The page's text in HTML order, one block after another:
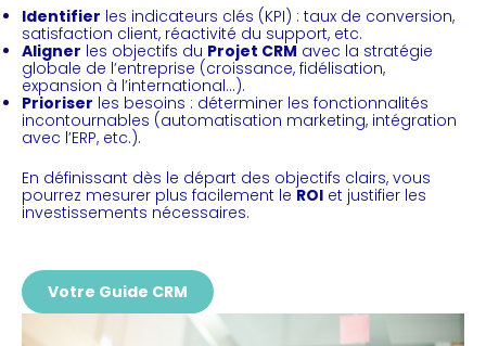
Identifier les indicateurs clés (KPI) : taux de conversion,
satisfaction client, réactivité du support, etc.
Aligner les objectifs du Projet CRM avec la stratégie
globale de l’entreprise (croissance, fidélisation,
expansion à l’international…).
Prioriser les besoins : déterminer les fonctionnalités
incontournables (automatisation marketing, intégration
avec l’ERP, etc.).
En définissant dès le départ des objectifs clairs, vous
pourrez mesurer plus facilement le ROI et justifier les
investissements nécessaires.
Votre Guide CRM